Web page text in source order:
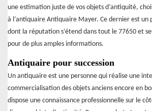
une estimation juste de vos objets d’antiquité,
à l’antiquaire Antiquaire Mayer. Ce dernier est un
dont la réputation s’étend dans tout le 77650 et
pour de plus amples informations.
Antiquaire pour succession
Un antiquaire est une personne qui réalise une
commercialisation des objets anciens encore en
dispose une connaissance professionnelle sur le